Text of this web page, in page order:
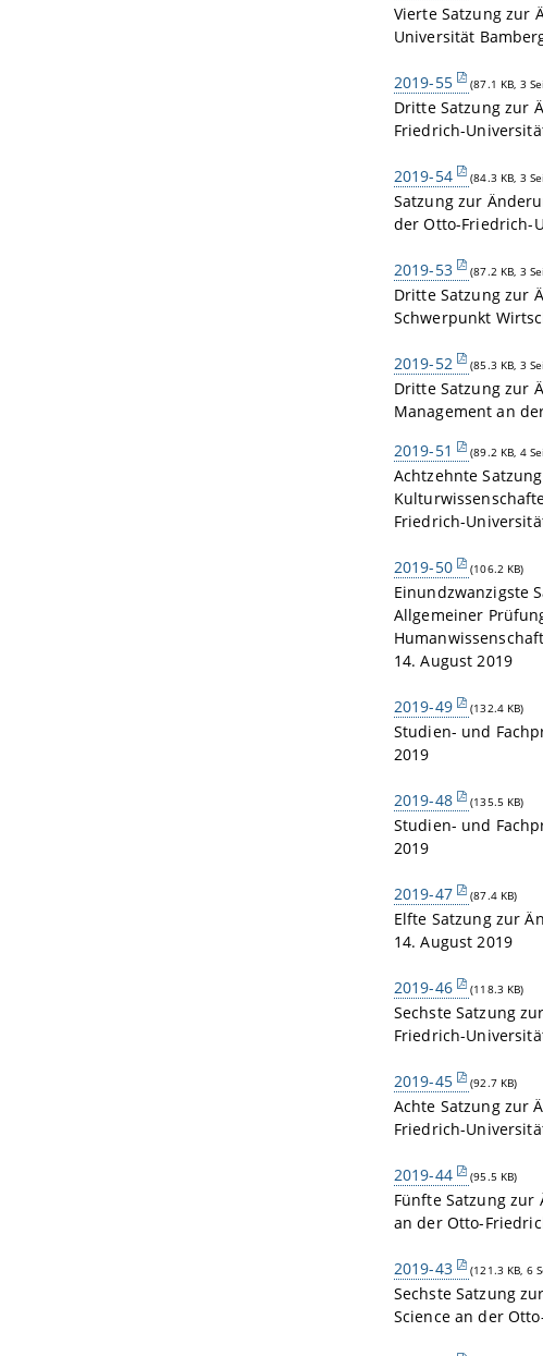
Vierte Satzung zur
Universität
2019-55 (87.1 KB, 3
Dritte Satzung zur
Friedrich-
2019-54 (84.3 KB, 3
Satzung zur
der Otto-Friedrich-
2019-53 (87.2 KB, 3
Dritte Satzung zur
Schwerpunkt
2019-52 (85.3 KB, 3
Dritte Satzung zur
Management an
2019-51
(89.2 KB, 4
Achtzehnte
Friedrich-
2019-50 (106.2 KB)
Einundzwanzigste
Allgemeiner
14. August 2019
2019-49 (132.4 KB)
Studien- und
2019
2019-48 (135.5 KB)
Studien- und
2019
2019-47 (87.4 KB)
Elfte Satzung zur
14. August 2019
2019-46 (118.3 KB)
Sechste Satzung
Friedrich-
2019-45 (92.7 KB)
Achte Satzung zur
Friedrich-
2019-44 (95.5 KB)
Fünfte Satzung
an der Otto-
2019-43 (121.3 KB, 6
Sechste Satzung
Science an der